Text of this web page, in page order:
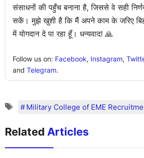
संसाधनों की पहुँच बनाना है, जिससे वे सही
सकें। मुझे खुशी है कि मैं अपने काम के जरिए
में योगदान दे पा रहा हूँ। धन्यवाद! 🙏
Follow us on: Facebook, Instagram,
and Telegram.
Military College of EME
Related Articles